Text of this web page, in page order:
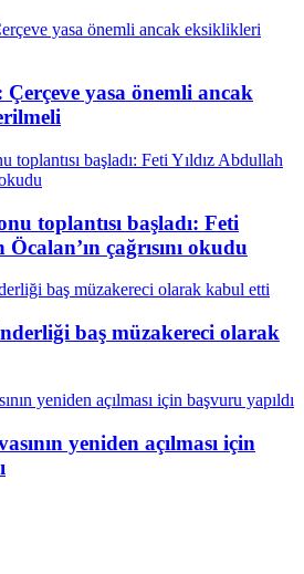
yasa önemli ancak
toplantısı başladı: Feti
çağrısını okudu
baş müzakereci olarak
yeniden açılması için